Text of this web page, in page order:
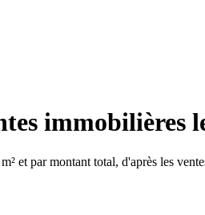
immobilières
et par montant total, d'après les